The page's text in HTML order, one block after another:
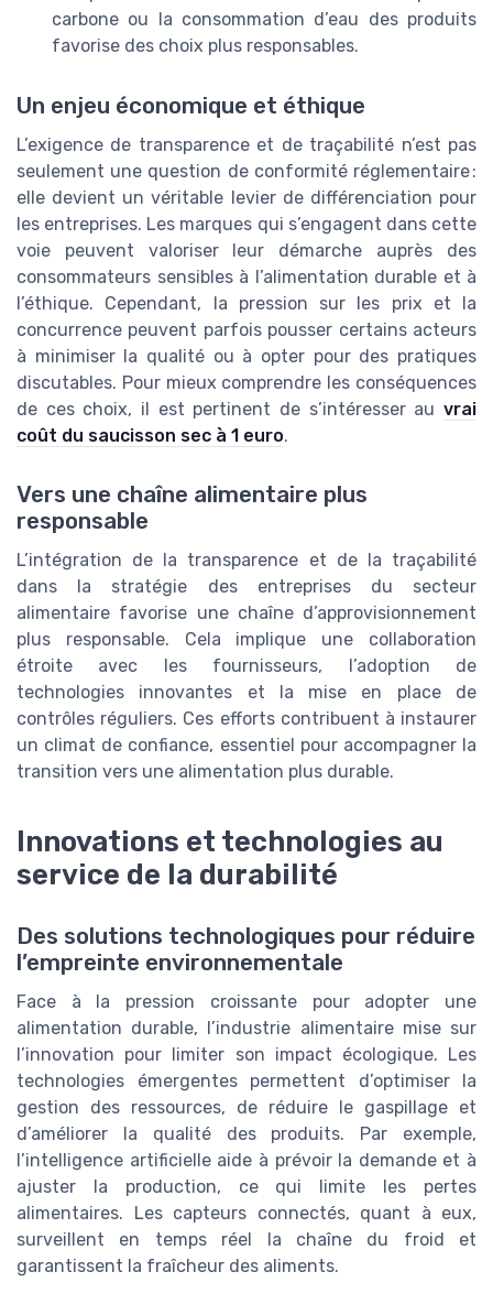
carbone ou la consommation d’eau des produits
favorise des choix plus responsables.
Un enjeu économique et éthique
L’exigence de transparence et de traçabilité n’est pas
seulement une question de conformité réglementaire :
elle devient un véritable levier de différenciation pour
les entreprises. Les marques qui s’engagent dans cette
voie peuvent valoriser leur démarche auprès des
consommateurs sensibles à l’alimentation durable et à
l’éthique. Cependant, la pression sur les prix et la
concurrence peuvent parfois pousser certains acteurs
à minimiser la qualité ou à opter pour des pratiques
discutables. Pour mieux comprendre les conséquences
de ces choix, il est pertinent de s’intéresser au vrai
coût du saucisson sec à 1 euro.
Vers une chaîne alimentaire plus
responsable
L’intégration de la transparence et de la traçabilité
dans la stratégie des entreprises du secteur
alimentaire favorise une chaîne d’approvisionnement
plus responsable. Cela implique une collaboration
étroite avec les fournisseurs, l’adoption de
technologies innovantes et la mise en place de
contrôles réguliers. Ces efforts contribuent à instaurer
un climat de confiance, essentiel pour accompagner la
transition vers une alimentation plus durable.
Innovations et technologies au
service de la durabilité
Des solutions technologiques pour réduire
l’empreinte environnementale
Face à la pression croissante pour adopter une
alimentation durable, l’industrie alimentaire mise sur
l’innovation pour limiter son impact écologique. Les
technologies émergentes permettent d’optimiser la
gestion des ressources, de réduire le gaspillage et
d’améliorer la qualité des produits. Par exemple,
l’intelligence artificielle aide à prévoir la demande et à
ajuster la production, ce qui limite les pertes
alimentaires. Les capteurs connectés, quant à eux,
surveillent en temps réel la chaîne du froid et
garantissent la fraîcheur des aliments.